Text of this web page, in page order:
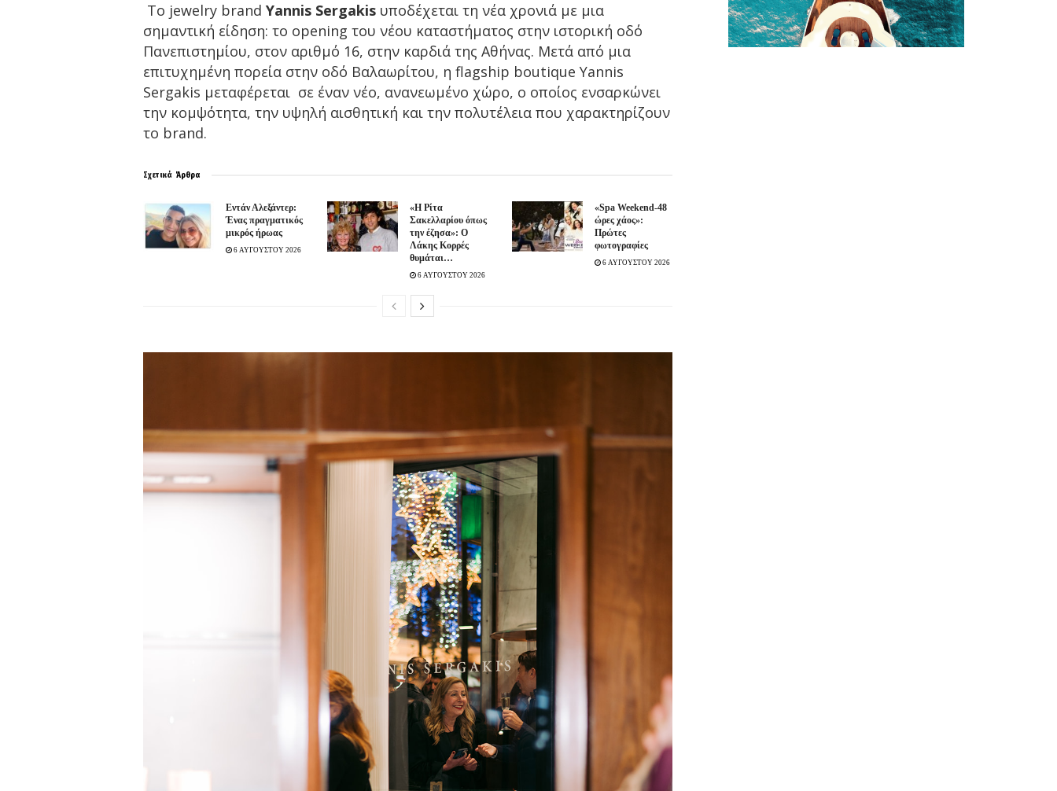
Το jewelry brand Yannis Sergakis υποδέχεται τη νέα χρονιά με μια
σημαντική είδηση: το opening του νέου καταστήματος στην ιστορική οδό
Πανεπιστημίου, στον αριθμό 16, στην καρδιά της Αθήνας. Μετά από μια
επιτυχημένη πορεία στην οδό Βαλαωρίτου, η flagship boutique Yannis
Sergakis μεταφέρεται σε έναν νέο, ανανεωμένο χώρο, ο οποίος ενσαρκώνει
την κομψότητα, την υψηλή αισθητική και την πολυτέλεια που χαρακτηρίζουν
το brand.
Σχετικά Άρθρα
Εντάν Αλεξάντερ:
Ένας πραγματικός
μικρός ήρωας
6 ΑΥΓΟΥΣΤΟΥ 2026
«Η Ρίτα
Σακελλαρίου όπως
την έζησα»: Ο
Λάκης Κορρές
θυμάται…
6 ΑΥΓΟΥΣΤΟΥ 2026
«Spa Weekend-48
ώρες χάος»:
Πρώτες
φωτογραφίες
6 ΑΥΓΟΥΣΤΟΥ 2026